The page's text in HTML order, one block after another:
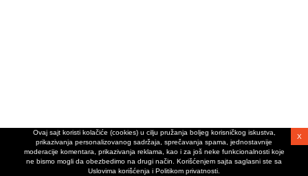
Ovaj sajt koristi kolačiće (cookies) u cilju pružanja boljeg korisničkog iskustva,
prikazivanja personalizovanog sadržaja, sprečavanja spama, jednostavnije
moderacije komentara, prikazivanja reklama, kao i za još neke funkcionalnosti koje
ne bismo mogli da obezbedimo na drugi način. Korišćenjem sajta saglasni ste sa
Uslovima korišćenja i Politikom privatnosti.
X